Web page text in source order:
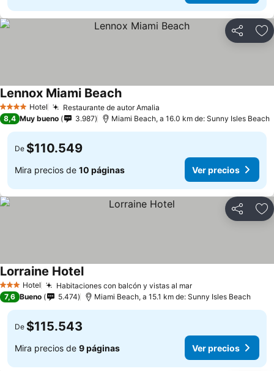
Compartir
4 EstrellasHotel Restaurante de autor Amalia
Lennox Miami Beach
8,4 Muy bueno 3.987 Miami Beach, a 16.0 km de: Sunny Isles Beach
De $110.549
Mira precios de 10 páginas Ver precios
Compartir
3 Estrellas
Hotel Habitaciones con balcón y vistas al mar
Lorraine Hotel
7,6 Bueno 5.474 Miami Beach, a 15.1 km de: Sunny Isles Beach
De $115.543
Mira precios de 9 páginas Ver precios